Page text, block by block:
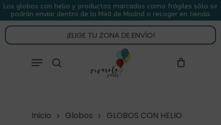
Skip
to
main
content
Los globos con helio y productos marcados como frágiles sólo se
podrán enviar dentro de la M40 de Madrid o recoger en tienda.
¡ELIGE TU ZONA DE ENVÍO!
Menu
CARRITO CLOSE
CART
Inicio Globos
GLOBOS CON HELIO
Menu